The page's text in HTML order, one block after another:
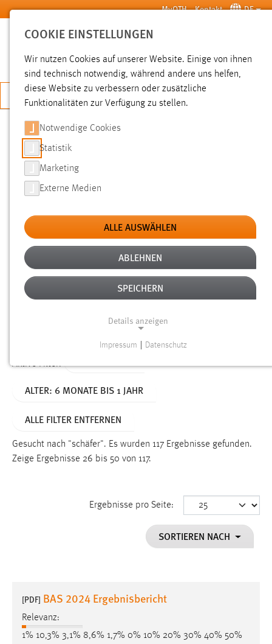
Zum Hauptinhalt springen MyOTH Kontakt DE
SUCHE
JETZT BEWERBEN
SUCHE
FILTER
Typ
Erstellungsdatum
Alter
Aktive Filter:
ALTER: 6 MONATE BIS 1 JAHR
ALLE FILTER ENTFERNEN
Gesucht nach "schäfer". Es wurden 117 Ergebnisse gefunden.
Zeige Ergebnisse 26 bis 50 von 117.
Ergebnisse pro Seite:
SORTIEREN NACH
[PDF] BAS 2024 Ergebnisbericht
Relevanz:
1% 10,3% 3,1% 8,6% 1,7% 0% 10% 20% 30% 40% 50%
COOKIE EINSTELLUNGEN
Wir nutzen Cookies auf unserer Website. Einige von ihnen
sind technisch notwendig, während andere uns helfen,
diese Website zu verbessern oder zusätzliche
Funktionalitäten zur Verfügung zu stellen.
Notwendige Cookies
Statistik
Marketing
Externe Medien
ALLE AUSWÄHLEN
ABLEHNEN
SPEICHERN
Details anzeigen
Funktionen und sind für die einwandfreie Funktion der
Name:
Dieser Cookie speichert die ausgewählten Einverständnis-
Performance
Name:
staticfilecache
Impressum Datenschutz